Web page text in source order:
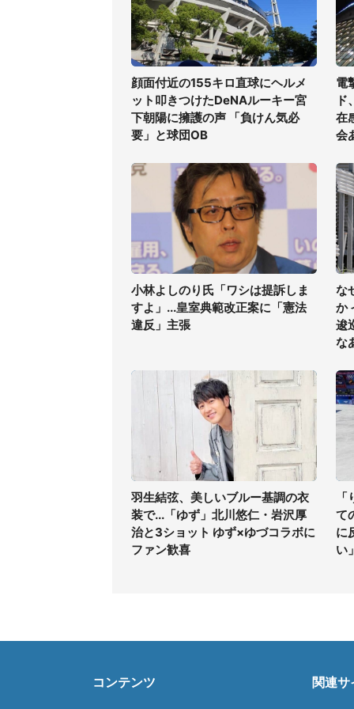
顔面付近の155キロ直球にヘルメ
ット叩きつけたDeNAルーキー宮
下朝陽に擁護の声 「負けん気必
要」と球団OB
電
ド
在
会
小林よしのり氏「ワシは提訴しま
すよ」...皇室典範改正案に「憲法
違反」主張
な
か
逡
な
羽生結弦、美しいブルー基調の衣
装で...「ゆず」北川悠仁・岩沢厚
治と3ショット ゆず×ゆづコラボに
ファン歓喜
て
に
い
コンテンツ 関連サ